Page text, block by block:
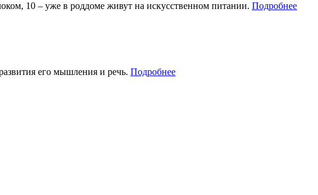
10 – уже в роддоме живут на искусственном питании. Подробнее
его мышления и речь. Подробнее